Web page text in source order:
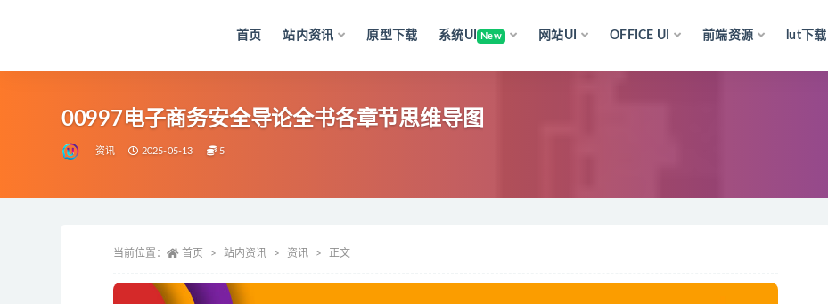
首页 站内资讯 原型下载 系统UI New 网站UI OFFICE UI 前端资源 lut下载
00997电子商务安全导论全书各章节思维导图
资讯 2025-05-13 5
当前位置： 首页 站内资讯 资讯 正文